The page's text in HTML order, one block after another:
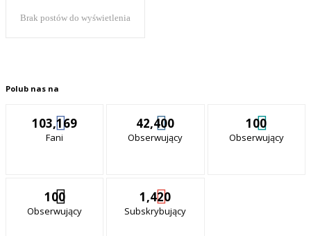
Brak postów do wyświetlenia
Polub nas na
103,169
Fani
42,400
Obserwujący
100
Obserwujący
100
Obserwujący
1,420
Subskrybujący